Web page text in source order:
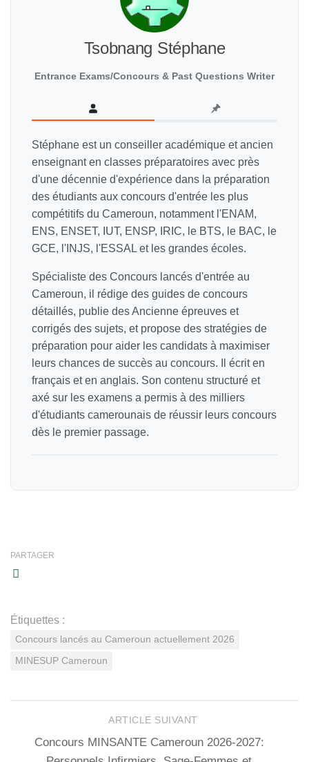
Tsobnang Stéphane
Entrance Exams/Concours & Past Questions Writer
Stéphane est un conseiller académique et ancien
enseignant en classes préparatoires avec près
d'une décennie d'expérience dans la préparation
des étudiants aux concours d'entrée les plus
compétitifs du Cameroun, notamment l'ENAM,
ENS, ENSET, IUT, ENSP, IRIC, le BTS, le BAC, le
GCE, l'INJS, l'ESSAL et les grandes écoles.
Spécialiste des Concours lancés d'entrée au
Cameroun, il rédige des guides de concours
détaillés, publie des Ancienne épreuves et
corrigés des sujets, et propose des stratégies de
préparation pour aider les candidats à maximiser
leurs chances de succès au concours. Il écrit en
français et en anglais. Son contenu structuré et
axé sur les examens a permis à des milliers
d'étudiants camerounais de réussir leurs concours
dès le premier passage.
PARTAGER
Étiquettes :
Concours lancés au Cameroun actuellement 2026
MINESUP Cameroun
ARTICLE SUIVANT
Concours MINSANTE Cameroun 2026-2027: